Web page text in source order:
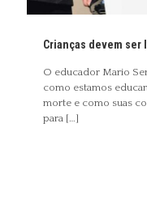
Crianças devem ser
O educador Mario
como estamos
morte e como suas
para […]